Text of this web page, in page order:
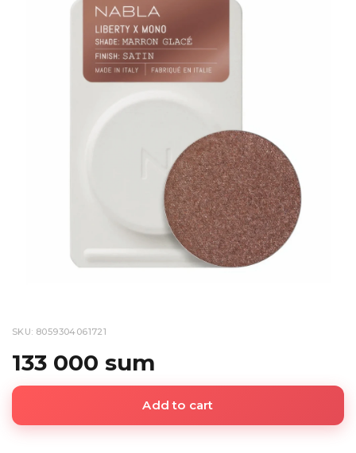
SKU: 8059304061721
133 000 sum
Add to cart